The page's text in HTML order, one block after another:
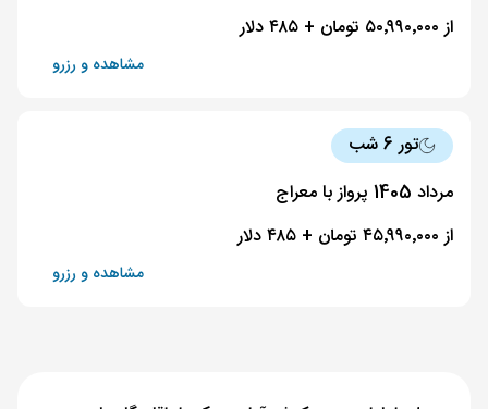
از ۵۰٬۹۹۰٬۰۰۰ تومان + ۴۸۵ دلار
مشاهده و رزرو
تور 6 شب
مرداد 1405 پرواز با معراج
از ۴۵٬۹۹۰٬۰۰۰ تومان + ۴۸۵ دلار
مشاهده و رزرو